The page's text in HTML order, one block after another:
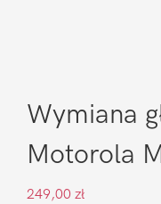
Wymiana
Motorola
249,00 zł